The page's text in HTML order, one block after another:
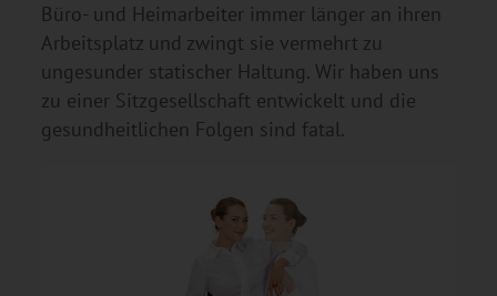
Büro- und Heimarbeiter immer länger an ihren
Arbeitsplatz und zwingt sie vermehrt zu
ungesunder statischer Haltung. Wir haben uns
zu einer Sitzgesellschaft entwickelt und die
gesundheitlichen Folgen sind fatal.